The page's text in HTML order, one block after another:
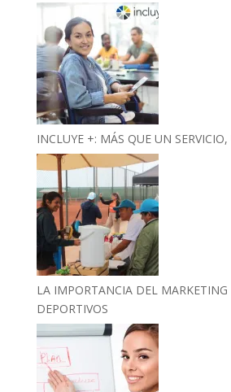
INCLUYE +: MÁS QUE UN
LA IMPORTANCIA DEL
DEPORTIVOS